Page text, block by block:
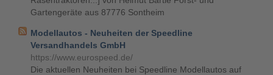
Gartengeräte aus 87776 Sontheim
Modellautos - Neuheiten der Speedline
Versandhandels GmbH
https://www.eurospeed.de/
Die aktuellen Neuheiten bei Speedline Modellautos auf